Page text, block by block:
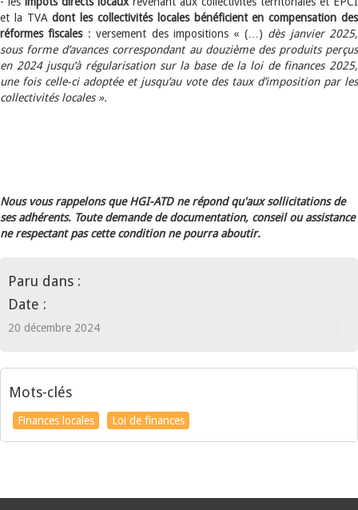
et la TVA dont les collectivités locales bénéficient en compensation des
réformes fiscales: versement des impositions « (…) dès janvier 2025,
sous forme d’avances correspondant au douzième des produits perçus
en 2024 jusqu’à régularisation sur la base de la loi de finances 2025,
une fois celle-ci adoptée et jusqu’au vote des taux d’imposition par les
collectivités locales ».
Nous vous rappelons que HGI-ATD ne répond qu'aux sollicitations de
ses adhérents. Toute demande de documentation, conseil ou assistance
ne respectant pas cette condition ne pourra aboutir.
Paru dans :
Date :
20 décembre 2024
Mots-clés
Finances locales Loi de finances